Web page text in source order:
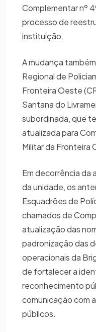
Complementar nº
processo de
instituição.
A mudança
Regional de
Fronteira Oeste
Santana do
subordinada, que
atualizada para
Militar da Fronteira
Em decorrência da
da unidade, os
Esquadrões de
chamados de
atualização das
padronização das
operacionais da
de fortalecer a
reconhecimento
comunicação com
públicos.